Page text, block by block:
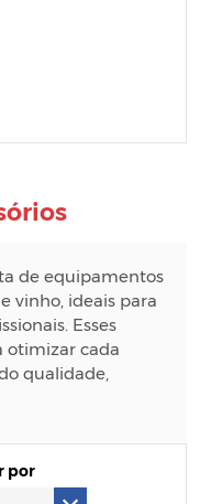
de equipamentos
vinho, ideais para
Esses
otimizar cada
qualidade,
por